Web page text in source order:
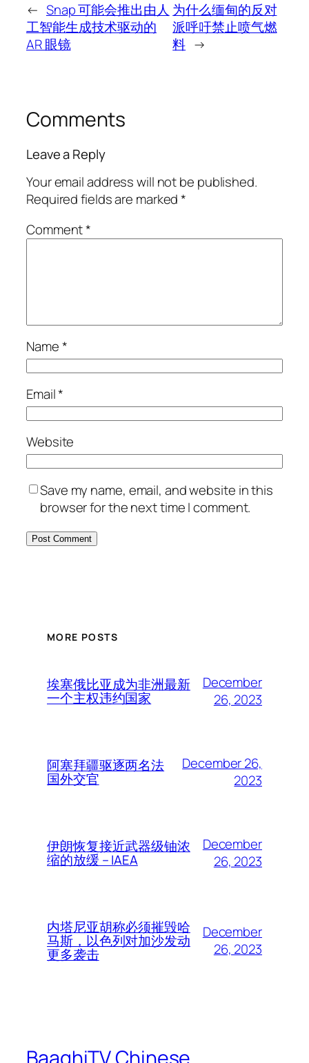
← Snap 可能会推出由人
工智能生成技术驱动的
AR 眼镜
为什么缅甸的反对
派呼吁禁止喷气燃
料 →
Comments
Leave a Reply
Your email address will not be published.
Required fields are marked*
Comment*
Name*
Email*
Website
Save my name, email, and website in this
browser for the next time I comment.
MORE POSTS
埃塞俄比亚成为非洲最新
一个主权违约国家
December
26, 2023
阿塞拜疆驱逐两名法
国外交官
December 26,
2023
伊朗恢复接近武器级铀浓
缩的放缓 – IAEA
December
26, 2023
内塔尼亚胡称必须摧毁哈
马斯，以色列对加沙发动
更多袭击
December
26, 2023